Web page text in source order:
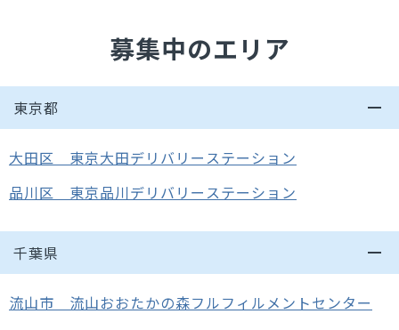
募集中のエリア
東京都
大田区 東京大田デリバリーステーション
品川区 東京品川デリバリーステーション
千葉県
流山市 流山おおたかの森フルフィルメントセンター